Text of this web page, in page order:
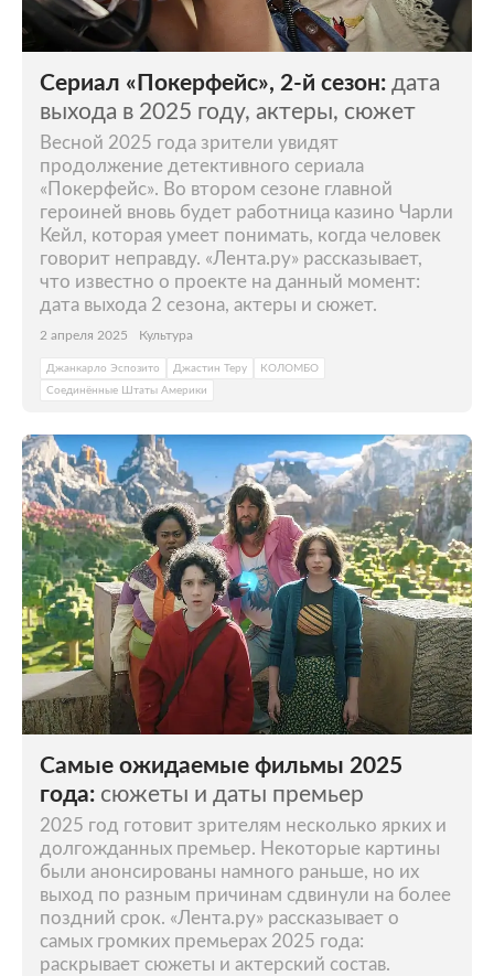
Сериал «Покерфейс», 2-й сезон: дата
выхода в 2025 году, актеры, сюжет
Весной 2025 года зрители увидят
продолжение детективного сериала
«Покерфейс». Во втором сезоне главной
героиней вновь будет работница казино Чарли
Кейл, которая умеет понимать, когда человек
говорит неправду. «Лента.ру» рассказывает,
что известно о проекте на данный момент:
дата выхода 2 сезона, актеры и сюжет.
2 апреля 2025 Культура
Джанкарло Эспозито Джастин Теру
КОЛОМБО
Соединённые Штаты Америки
Самые ожидаемые фильмы 2025
года: сюжеты и даты премьер
2025 год готовит зрителям несколько ярких и
долгожданных премьер. Некоторые картины
были анонсированы намного раньше, но их
выход по разным причинам сдвинули на более
поздний срок. «Лента.ру» рассказывает о
самых громких премьерах 2025 года:
раскрывает сюжеты и актерский состав.